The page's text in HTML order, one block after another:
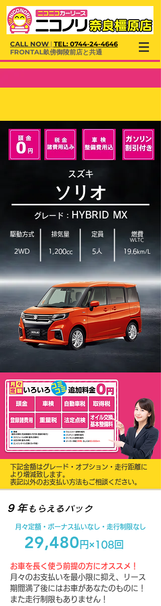
CALL NOW | TEL: 0744-24-4646
​FRONTAL畝傍御陵前店と共通
ソリオ
スズキ
グレード： HYBRID MX
​駆動方式 排気量 定員 燃費
WLTC
2WD 1,200cc 5人 19.6km/L
下記金額はグレード・オプション ・走行距離に
より増減致します。
表記以外のお支払い方法もご相談ください。
９年もらえるパック
月々定額・​ボーナス払いなし・走行制限なし
29,480 円×108回
お車を長く使う前提の方にオススメ！
月々のお支払いを最小限に抑え、リース
期間満了後にはお車があなたのものに！
また走行制限もありません！